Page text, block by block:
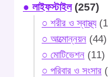
● লাইফস্টাইল(257)
○ শরীর ও স্বাস্থ্য
○ আত্মোন্নয়ন (44)
○ মোটিভেশন (11)
○ পরিবার ও সংসার